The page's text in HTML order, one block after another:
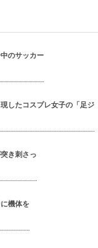
のサッカー
したコスプレ女子の「足ジ
き刺さっ
機体を